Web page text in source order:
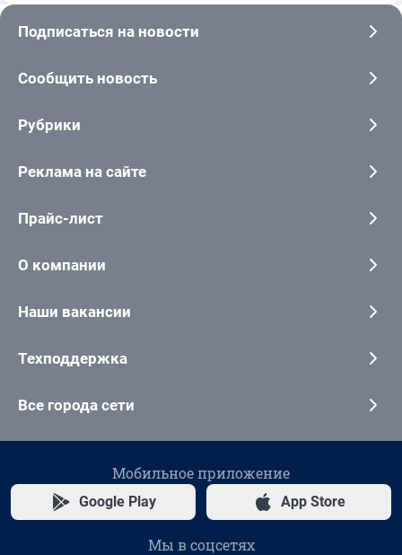
Подписаться на новости
Сообщить новость
Рубрики
Реклама на сайте
Прайс-лист
О компании
Наши вакансии
Техподдержка
Все города сети
Мобильное приложение
Google Play App Store
Мы в соцсетях